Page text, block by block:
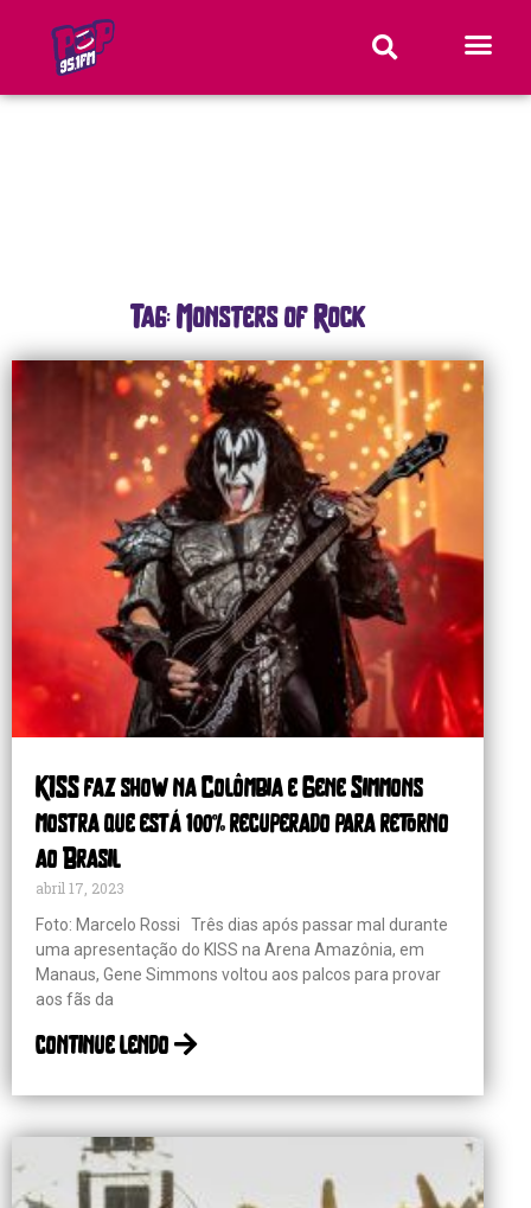
Tag: Monsters of Rock
KISS faz show na Colômbia e Gene Simmons
mostra que está 100% recuperado para retorno
ao Brasil
abril 17, 2023
Foto: Marcelo Rossi Três dias após passar mal durante
uma apresentação do KISS na Arena Amazônia, em
Manaus, Gene Simmons voltou aos palcos para provar
aos fãs da
continue lendo